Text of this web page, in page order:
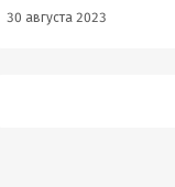
30 августа 2023